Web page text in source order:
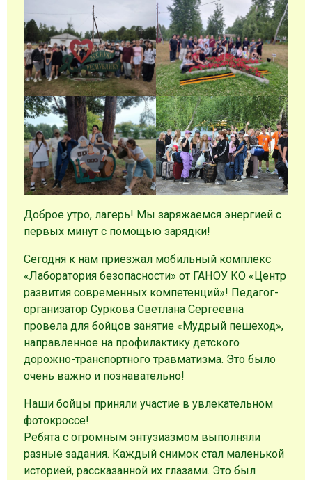
Доброе утро, лагерь! Мы заряжаемся энергией с
первых минут с помощью зарядки!
Сегодня к нам приезжал мобильный комплекс
«Лаборатория безопасности» от ГАНОУ КО «Центр
развития современных компетенций»! Педагог-
организатор Суркова Светлана Сергеевна
провела для бойцов занятие «Мудрый пешеход»,
направленное на профилактику детского
дорожно-транспортного травматизма. Это было
очень важно и познавательно!
Наши бойцы приняли участие в увлекательном
фотокроссе!
Ребята с огромным энтузиазмом выполняли
разные задания. Каждый снимок стал маленькой
историей, рассказанной их глазами. Это был